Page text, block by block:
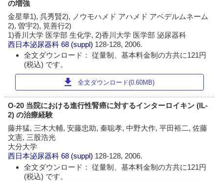
の増強
金星華1), 呉秀賢2), ノウモハメド アハメド アベデルムネーム
2), 曽宇2), 筧善行2)
1)香川大学 医学部 生化学, 2)香川大学 医学部 泌尿器科
西日本泌尿器科 68 (suppl) 128-128, 2006.
全文ダウンロード： 従量制、基本料金制の方共に121円
(税込) です。
download 全文ダウンロード(0.60MB)
O-20 当院における進行性腎癌に対するインターロイキン (IL-
2) の治療経験
藤井猛, 三木大輔, 安藤忠助, 秦聡孝, 中野大作, 平田裕二, 佐藤
文憲, 三股浩光
大分大学
西日本泌尿器科 68 (suppl) 128-128, 2006.
全文ダウンロード： 従量制、基本料金制の方共に121円
(税込) です。